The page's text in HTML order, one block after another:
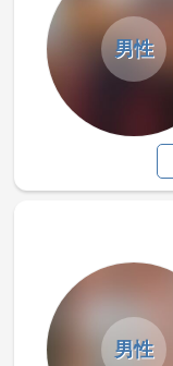
男性
男性